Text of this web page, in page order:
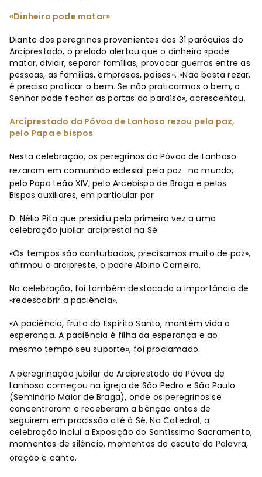
«Dinheiro pode matar»
Diante dos peregrinos provenientes das 31 paróquias do
Arciprestado, o prelado alertou que o dinheiro «pode
matar, dividir, separar famílias, provocar guerras entre as
pessoas, as famílias, empresas, países». «Não basta rezar,
é preciso praticar o bem. Se não praticarmos o bem, o
Senhor pode fechar as portas do paraíso», acrescentou.
Arciprestado da Póvoa de Lanhoso rezou pela paz,
pelo Papa e bispos
Nesta celebração, os peregrinos da Póvoa de Lanhoso
rezaram em comunhão eclesial pela paz no mundo,
pelo Papa Leão XIV, pelo Arcebispo de Braga e pelos
Bispos auxiliares, em particular por
D. Nélio Pita que presidiu pela primeira vez a uma
celebração jubilar arciprestal na Sé.
«Os tempos são conturbados, precisamos muito de paz»,
afirmou o arcipreste, o padre Albino Carneiro.
Na celebração, foi também destacada a importância de
«redescobrir a paciência».
«A paciência, fruto do Espírito Santo, mantém vida a
esperança. A paciência é filha da esperança e ao
mesmo tempo seu suporte», foi proclamado.
A peregrinação jubilar do Arciprestado da Póvoa de
Lanhoso começou na igreja de São Pedro e São Paulo
(Seminário Maior de Braga), onde os peregrinos se
concentraram e receberam a bênção antes de
seguirem em procissão até à Sé. Na Catedral, a
celebração inclui a Exposição do Santíssimo Sacramento,
momentos de silêncio, momentos de escuta da Palavra,
oração e canto.